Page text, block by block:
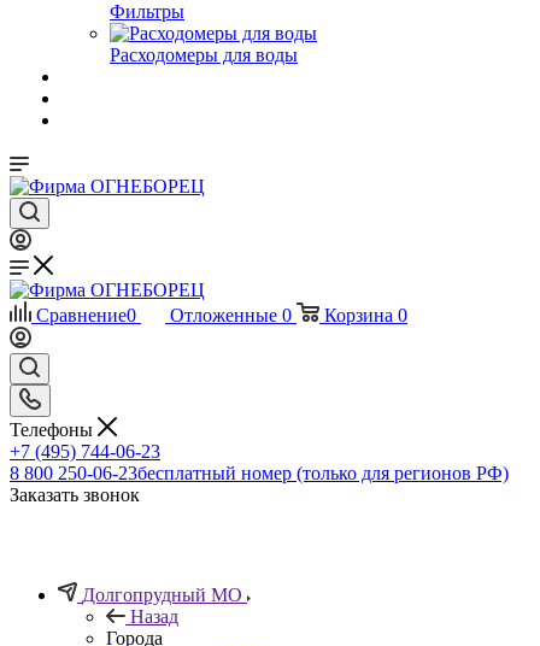
Фильтры
Расходомеры для воды
Сравнение0 Отложенные 0 Корзина 0
Телефоны
+7 (495) 744-06-23
8 800 250-06-23бесплатный номер (только для регионов РФ)
Заказать звонок
Долгопрудный МО
Назад
Города